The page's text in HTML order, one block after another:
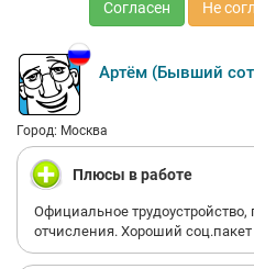
Согласен Не
Артём (Бывший
Город: Москва
Плюсы в работе
Официальное
отчисления. Хороший